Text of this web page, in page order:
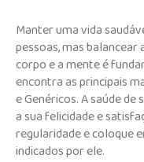
Manter uma vida
pessoas, mas
corpo e a mente é
encontra as principais
e Genéricos. A saúde
a sua felicidade e
regularidade e coloque
indicados por ele.